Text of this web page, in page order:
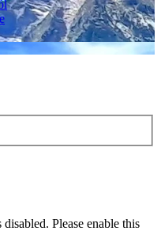
Please enable this